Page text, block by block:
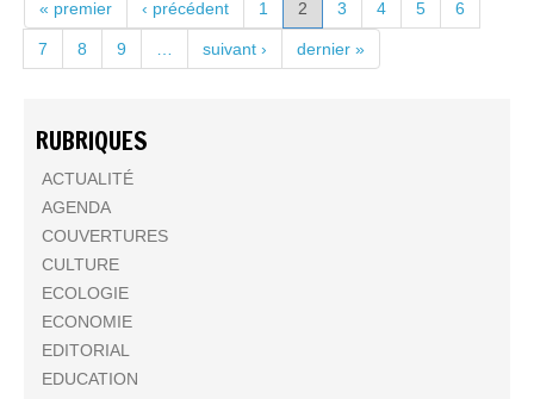
« premier ‹ précédent 1 2 3 4 5 6
7 8 9 suivant › dernier »
RUBRIQUES
ACTUALITÉ
AGENDA
COUVERTURES
CULTURE
ECOLOGIE
ECONOMIE
EDITORIAL
EDUCATION